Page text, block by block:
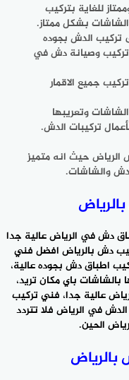
للغاية بتركيب
بشكل ممتاز.
الدش بجوده
تركيب وصيانة دش في
جميع الاقمار
وتعريبها
تركيبات الدش.
حيث انه متميز
والشاشات.
دش في الرياض عالية جدا
دش بالرياض افضل فني
اطباق دش بجوده عالية،
باي مكان تريد،
عالية جدا، فني تركيب
في الرياض فلا تتردد
الحين.